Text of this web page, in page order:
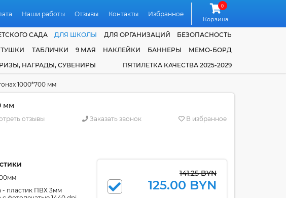
Наши работы Отзывы Контакты Избранное
0
Корзина
САДА ДЛЯ ШКОЛЫ ДЛЯ ОРГАНИЗАЦИЙ
БЕЗОПАСНОСТЬ
ТАБЛИЧКИ 9 МАЯ НАКЛЕЙКИ БАННЕРЫ
МЕМО-БОРД
НАГРАДЫ, СУВЕНИРЫ ПЯТИЛЕТКА КАЧЕСТВА 2025-2029
1000*700 мм
мм
отзывы Заказать звонок В избранное
- пластик ПВХ 3мм
141.25 BYN
125.00 BYN